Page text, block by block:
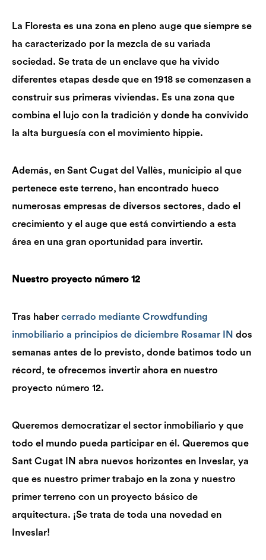
La Floresta es una zona en pleno auge que siempre se
ha caracterizado por la mezcla de su variada
sociedad. Se trata de un enclave que ha vivido
diferentes etapas desde que en 1918 se comenzasen a
construir sus primeras viviendas. Es una zona que
combina el lujo con la tradición y donde ha convivido
la alta burguesía con el movimiento hippie.
Además, en Sant Cugat del Vallès, municipio al que
pertenece este terreno, han encontrado hueco
numerosas empresas de diversos sectores, dado el
crecimiento y el auge que está convirtiendo a esta
área en una gran oportunidad para invertir.
Nuestro proyecto número 12
Tras haber cerrado mediante Crowdfunding
inmobiliario a principios de diciembre Rosamar IN dos
semanas antes de lo previsto, donde batimos todo un
récord, te ofrecemos invertir ahora en nuestro
proyecto número 12.
Queremos democratizar el sector inmobiliario y que
todo el mundo pueda participar en él. Queremos que
Sant Cugat IN abra nuevos horizontes en Inveslar, ya
que es nuestro primer trabajo en la zona y nuestro
primer terreno con un proyecto básico de
arquitectura. ¡Se trata de toda una novedad en
Inveslar!